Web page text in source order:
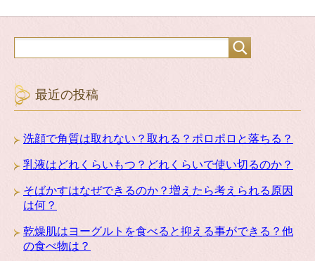
最近の投稿
洗顔で角質は取れない？取れる？ポロポロと落ちる？
乳液はどれくらいもつ？どれくらいで使い切るのか？
そばかすはなぜできるのか？増えたら考えられる原因
は何？
乾燥肌はヨーグルトを食べると抑える事ができる？他
の食べ物は？